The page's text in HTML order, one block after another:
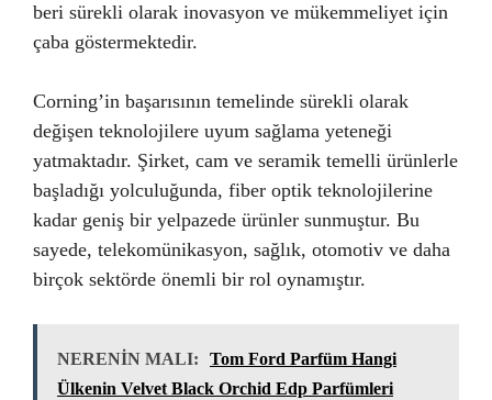
beri sürekli olarak inovasyon ve mükemmeliyet için
çaba göstermektedir.
Corning’in başarısının temelinde sürekli olarak
değişen teknolojilere uyum sağlama yeteneği
yatmaktadır. Şirket, cam ve seramik temelli ürünlerle
başladığı yolculuğunda, fiber optik teknolojilerine
kadar geniş bir yelpazede ürünler sunmuştur. Bu
sayede, telekomünikasyon, sağlık, otomotiv ve daha
birçok sektörde önemli bir rol oynamıştır.
NERENİN MALI:
Tom Ford Parfüm Hangi
Ülkenin Velvet Black Orchid Edp Parfümleri